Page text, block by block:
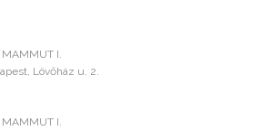
MAMMUT I.
Lövőház u. 2.
MAMMUT I.